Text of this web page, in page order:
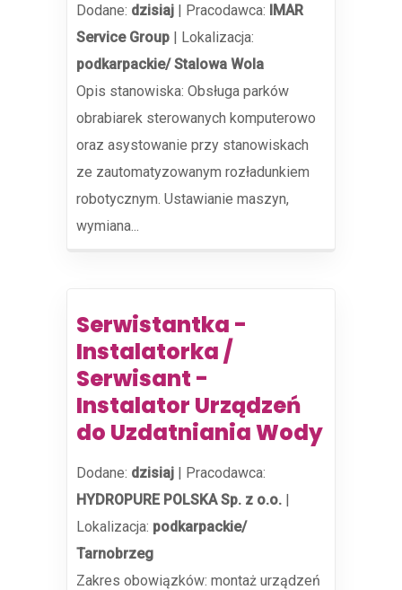
Dodane: dzisiaj | Pracodawca: IMAR
Service Group | Lokalizacja:
podkarpackie/ Stalowa Wola
Opis stanowiska: Obsługa parków
obrabiarek sterowanych komputerowo
oraz asystowanie przy stanowiskach
ze zautomatyzowanym rozładunkiem
robotycznym. Ustawianie maszyn,
wymiana...
Serwistantka -
Instalatorka /
Serwisant -
Instalator Urządzeń
do Uzdatniania Wody
Dodane: dzisiaj | Pracodawca:
HYDROPURE POLSKA Sp. z o.o. |
Lokalizacja: podkarpackie/
Tarnobrzeg
Zakres obowiązków: montaż urządzeń